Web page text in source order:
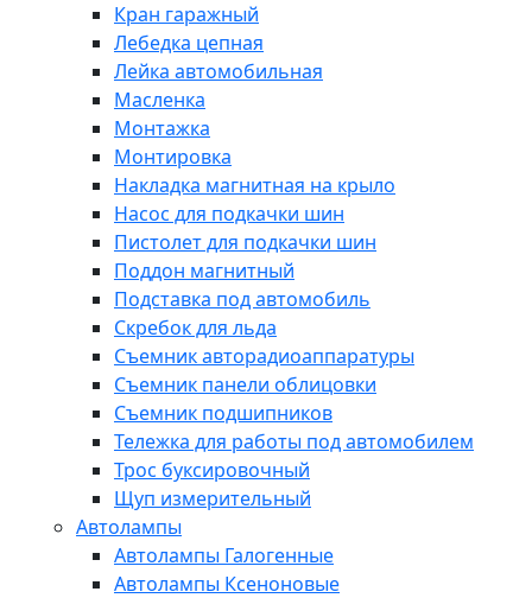
Кран гаражный
Лебедка цепная
Лейка автомобильная
Масленка
Монтажка
Монтировка
Накладка магнитная на крыло
Насос для подкачки шин
Пистолет для подкачки шин
Поддон магнитный
Подставка под автомобиль
Скребок для льда
Съемник авторадиоаппаратуры
Съемник панели облицовки
Съемник подшипников
Тележка для работы под автомобилем
Трос буксировочный
Щуп измерительный
Автолампы
Автолампы Галогенные
Автолампы Ксеноновые